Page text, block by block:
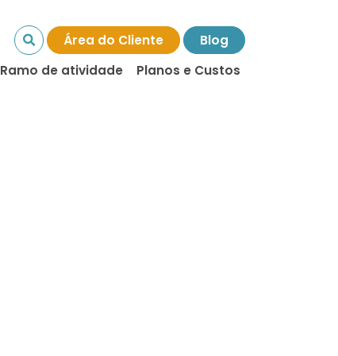
Área do Cliente
Blog
Ramo de atividade Planos e Custos